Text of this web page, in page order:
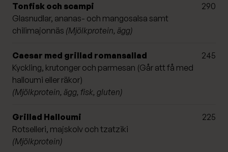
Tonfisk och scampi
Glasnudlar, ananas- och mangosalsa samt
chilimajonnäs (Mjölkprotein, ägg)
290
Caesar med grillad romansallad
Kyckling, krutonger och parmesan (Går att få med
halloumi eller räkor)
(Mjölkprotein, ägg, fisk, gluten)
245
Grillad Halloumi
Rotselleri, majskolv och tzatziki
(Mjölkprotein)
225